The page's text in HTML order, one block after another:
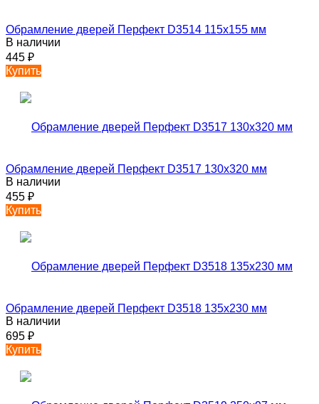
Обрамление дверей Перфект D3514 115х155 мм
В наличии
445 ₽
Купить
Обрамление дверей Перфект D3517 130х320 мм
В наличии
455 ₽
Купить
Обрамление дверей Перфект D3518 135х230 мм
В наличии
695 ₽
Купить